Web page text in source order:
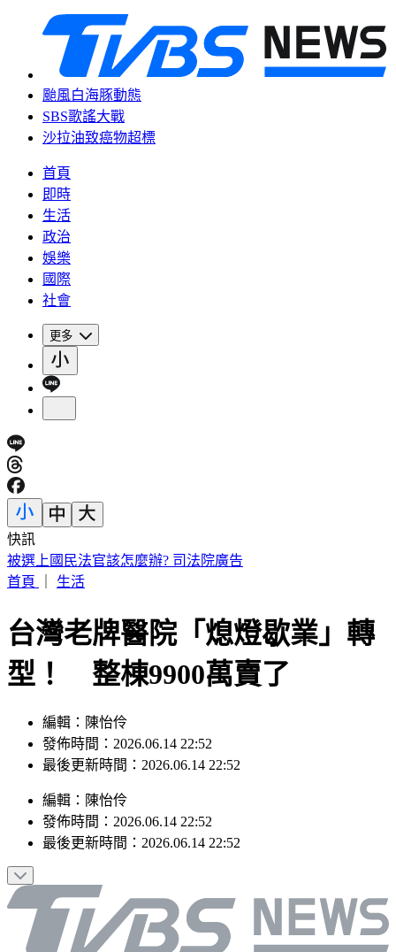
颱風白海豚動態
SBS歌謠大戰
沙拉油致癌物超標
首頁
即時
生活
政治
娛樂
國際
社會
更多
快訊
漢光Day3！模擬共軍襲擊 幻象2000「緊急升空」迎敵畫面
曝
台灣老牌醫院「熄燈歇業」轉
型！ 整棟9900萬賣了
編輯：陳怡伶
發佈時間：2026.06.14 22:52
編輯：陳怡伶
發佈時間：2026.06.14 22:52